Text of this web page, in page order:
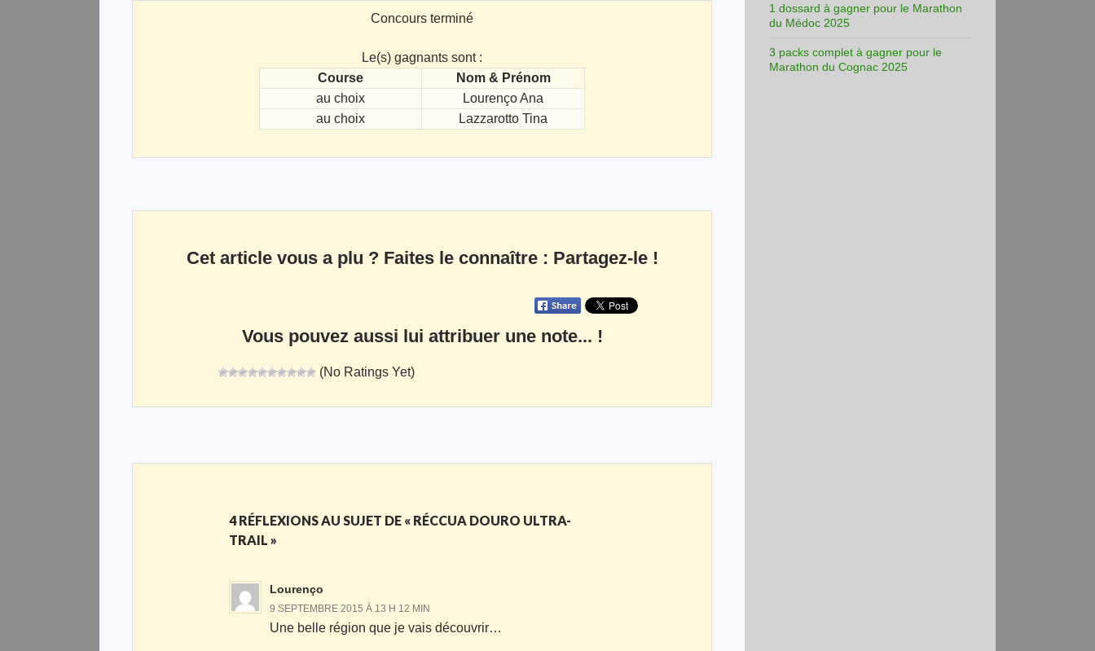
Concours terminé
Le(s) gagnants sont :
Course
Nom & Prénom
au choix
Lourenço Ana
au choix
Lazzarotto Tina
Cet article vous a plu ? Faites le connaître : Partagez-le !
Vous pouvez aussi lui attribuer une note... !
(No Ratings Yet)
4 RÉFLEXIONS AU SUJET DE « RÉCCUA DOURO ULTRA-
TRAIL »
Lourenço
9 SEPTEMBRE 2015 À 13 H 12 MIN
Une belle région que je vais découvrir…
1 dossard à gagner pour le Marathon
du Médoc 2025
3 packs complet à gagner pour le
Marathon du Cognac 2025